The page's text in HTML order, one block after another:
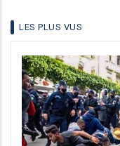
LES PLUS VUS